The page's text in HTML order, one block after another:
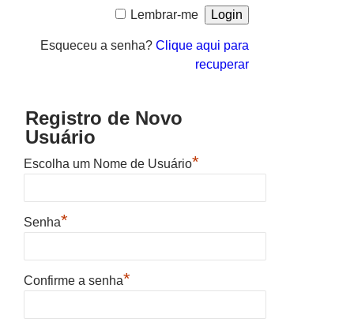
Lembrar-me
Esqueceu a senha? Clique aqui para
recuperar
Registro de Novo
Usuário
Escolha um Nome de Usuário*
Senha*
Confirme a senha*